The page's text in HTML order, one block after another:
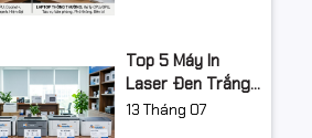
Top 5 Máy In
Laser Đen Trắng
Đảo Mặt Giá Rẻ
13 Tháng 07